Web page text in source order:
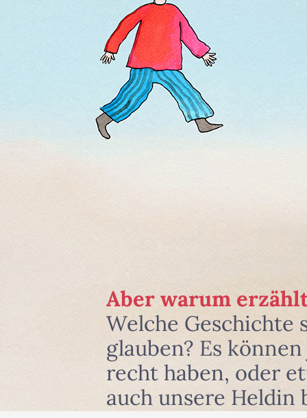
Aber warum
Welche Geschichte
glauben? Es
recht haben, oder
auch unsere Heldin